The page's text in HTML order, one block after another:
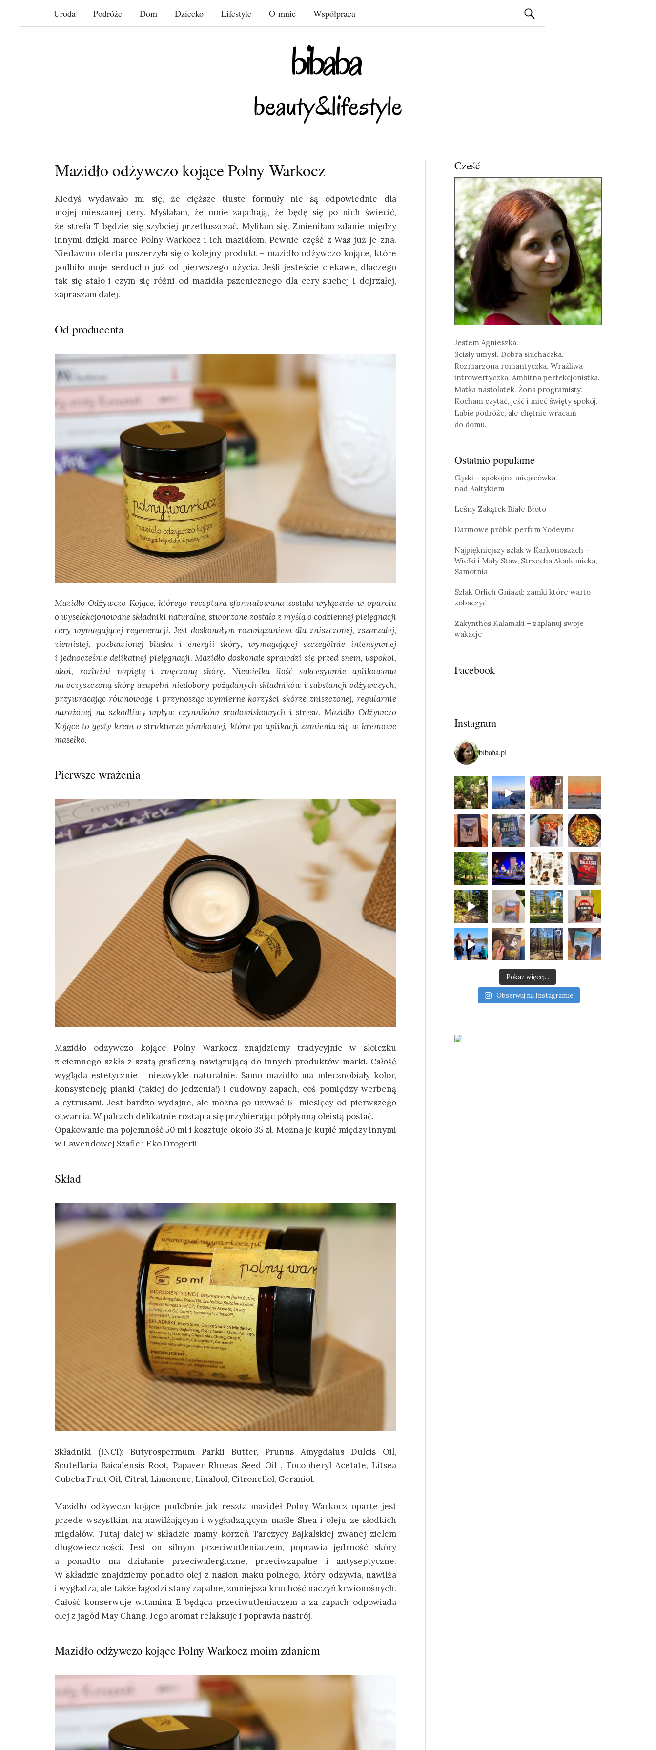
Uroda Podróże Dom Dziecko Lifestyle O mnie Współpraca Szukaj:
Mazidło odżywczo kojące Polny Warkocz
Kiedyś wydawało mi się, że cięższe tłuste formuły nie są odpowiednie dla
mojej mieszanej cery. Myślałam, że mnie zapchają, że będę się po nich świecić,
że strefa T będzie się szybciej przetłuszczać. Myliłam się. Zmieniłam zdanie między
innymi dzięki marce Polny Warkocz i ich mazidłom. Pewnie część z Was już je zna.
Niedawno oferta poszerzyła się o kolejny produkt – mazidło odżywczo kojące, które
podbiło moje serducho już od pierwszego użycia. Jeśli jesteście ciekawe, dlaczego
tak się stało i czym się różni od mazidła pszenicznego dla cery suchej i dojrzałej,
zapraszam dalej.
Od producenta
Mazidło Odżywczo Kojące, którego receptura sformułowana została wyłącznie w oparciu
o wyselekcjonowane składniki naturalne, stworzone zostało z myślą o codziennej pielęgnacji
cery wymagającej regeneracji. Jest doskonałym rozwiązaniem dla zniszczonej, zszarzałej,
ziemistej, pozbawionej blasku i energii skóry, wymagającej szczególnie intensywnej
i jednocześnie delikatnej pielęgnacji. Mazidło doskonale sprawdzi się przed snem, uspokoi,
ukoi, rozluźni napiętą i zmęczoną skórę. Niewielka ilość sukcesywnie aplikowana
na oczyszczoną skórę uzupełni niedobory pożądanych składników i substancji odżywczych,
przywracając równowagę i przynosząc wymierne korzyści skórze zniszczonej, regularnie
narażonej na szkodliwy wpływ czynników środowiskowych i stresu. Mazidło Odżywczo
Kojące to gęsty krem o strukturze piankowej, która po aplikacji zamienia się w kremowe
masełko.
Pierwsze wrażenia
Mazidło odżywczo kojące Polny Warkocz znajdziemy tradycyjnie w słoiczku
z ciemnego szkła z szatą graficzną nawiązującą do innych produktów marki. Całość
wygląda estetycznie i niezwykle naturalnie. Samo mazidło ma mlecznobiały kolor,
konsystencję pianki (takiej do jedzenia!) i cudowny zapach, coś pomiędzy werbeną
a cytrusami. Jest bardzo wydajne, ale można go używać 6 miesięcy od pierwszego
otwarcia. W palcach delikatnie roztapia się przybierając półpłynną oleistą postać.
Opakowanie ma pojemność 50 ml i kosztuje około 35 zł. Można je kupić między innymi
w Lawendowej Szafie i Eko Drogerii.
Skład
Składniki (INCI): Butyrospermum Parkii Butter, Prunus Amygdalus Dulcis Oil,
Scutellaria Baicalensis Root, Papaver Rhoeas Seed Oil , Tocopheryl Acetate, Litsea
Cubeba Fruit Oil, Citral, Limonene, Linalool, Citronellol, Geraniol.
Mazidło odżywczo kojące podobnie jak reszta mazideł Polny Warkocz oparte jest
przede wszystkim na nawilżającym i wygładzającym maśle Shea i oleju ze słodkich
migdałów. Tutaj dalej w składzie mamy korzeń Tarczycy Bajkalskiej zwanej zielem
długowieczności. Jest on silnym przeciwutleniaczem, poprawia jędrność skóry
a ponadto ma działanie przeciwalergiczne, przeciwzapalne i antyseptyczne.
W składzie znajdziemy ponadto olej z nasion maku polnego, który odżywia, nawilża
i wygładza, ale także łagodzi stany zapalne, zmniejsza kruchość naczyń krwionośnych.
Całość konserwuje witamina E będąca przeciwutleniaczem a za zapach odpowiada
olej z jagód May Chang. Jego aromat relaksuje i poprawia nastrój.
Mazidło odżywczo kojące Polny Warkocz moim zdaniem
Cześć
Jestem Agnieszka.
Ścisły umysł. Dobra słuchaczka.
Rozmarzona romantyczka. Wrażliwa
introwertyczka. Ambitna perfekcjonistka.
Matka nastolatek. Żona programisty.
Kocham czytać, jeść i mieć święty spokój.
Lubię podróże, ale chętnie wracam
do domu.
Ostatnio popularne
Gąski – spokojna miejscówka
nad Bałtykiem
Leśny Zakątek Białe Błoto
Darmowe próbki perfum Yodeyma
Najpiękniejszy szlak w Karkonoszach –
Wielki i Mały Staw, Strzecha Akademicka,
Samotnia
Szlak Orlich Gniazd: zamki które warto
zobaczyć
Zakynthos Kalamaki – zaplanuj swoje
wakacje
Facebook
Instagram
bibaba.pl
Pokaż więcej...
Obserwuj na Instagramie